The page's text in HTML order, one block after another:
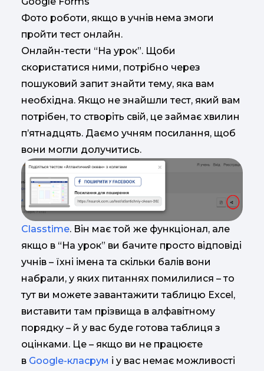
Фото роботи, якщо в учнів нема змоги
пройти тест онлайн.
Онлайн-тести “На урок”. Щоби
скористатися ними, потрібно через
пошуковий запит знайти тему, яка вам
необхідна. Якщо не знайшли тест, який вам
потрібен, то створіть свій, це займає хвилин
п’ятнадцять. Даємо учням посилання, щоб
вони могли долучитись.
Classtime. Він має той же функціонал, але
якщо в “На урок” ви бачите просто відповіді
учнів – їхні імена та скільки балів вони
набрали, у яких питаннях помилилися – то
тут ви можете завантажити таблицю Excel,
виставити там прізвища в алфавітному
порядку – й у вас буде готова таблиця з
оцінками. Це – якщо ви не працюєте
в Google-класрум і у вас немає можливості